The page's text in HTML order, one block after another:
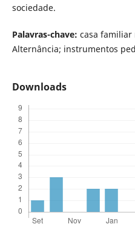
sociedade.
Palavras-chave: casa familiar
Alternância; instrumentos
Downloads